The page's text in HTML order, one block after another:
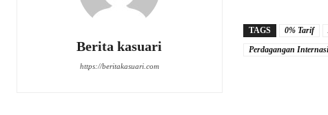
Berita kasuari
https://beritakasuari.com
TAGS 0% Tarif
Perdagangan